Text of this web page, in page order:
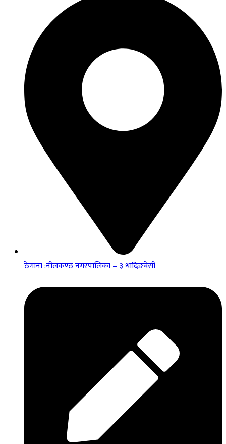
ठेगाना :नीलकण्ठ नगरपालिका – ३ धादिङबेसी